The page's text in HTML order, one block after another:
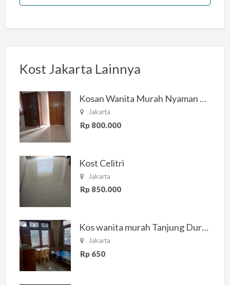
Kost Jakarta Lainnya
Kosan Wanita Murah Nyaman di Jakarta Selatan
Jakarta
Rp 800.000
Kost Celitri
Jakarta
Rp 850.000
Kos wanita murah Tanjung Duren Jakarta Barat
Jakarta
Rp 650